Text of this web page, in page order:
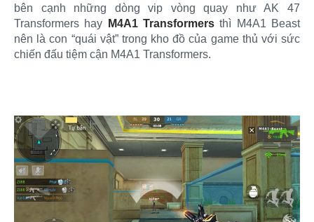
bên cạnh những dòng vip vòng quay như AK 47
Transformers hay
M4A1 Transformers thì M4A1 Beast
nên là con “quái vật” trong kho đồ của game thủ với sức
chiến đấu tiệm cận M4A1 Transformers.